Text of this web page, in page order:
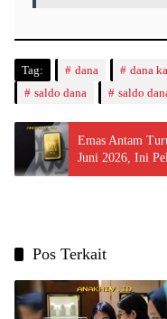
Tag: dana dana
saldo dana
saldo
Emas Antam
Juni 2026, Ini
Pos Terkait